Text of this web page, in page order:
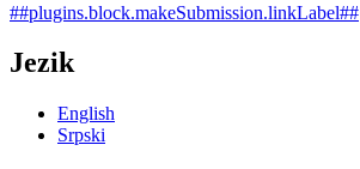
##plugins.block.makeSubmission.linkLabel##
Jezik
English
Srpski